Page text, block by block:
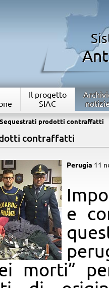
Il progetto
SIAC
Sequestrati prodotti contraffatti
contraffatti
Perugia 11
e
morti”